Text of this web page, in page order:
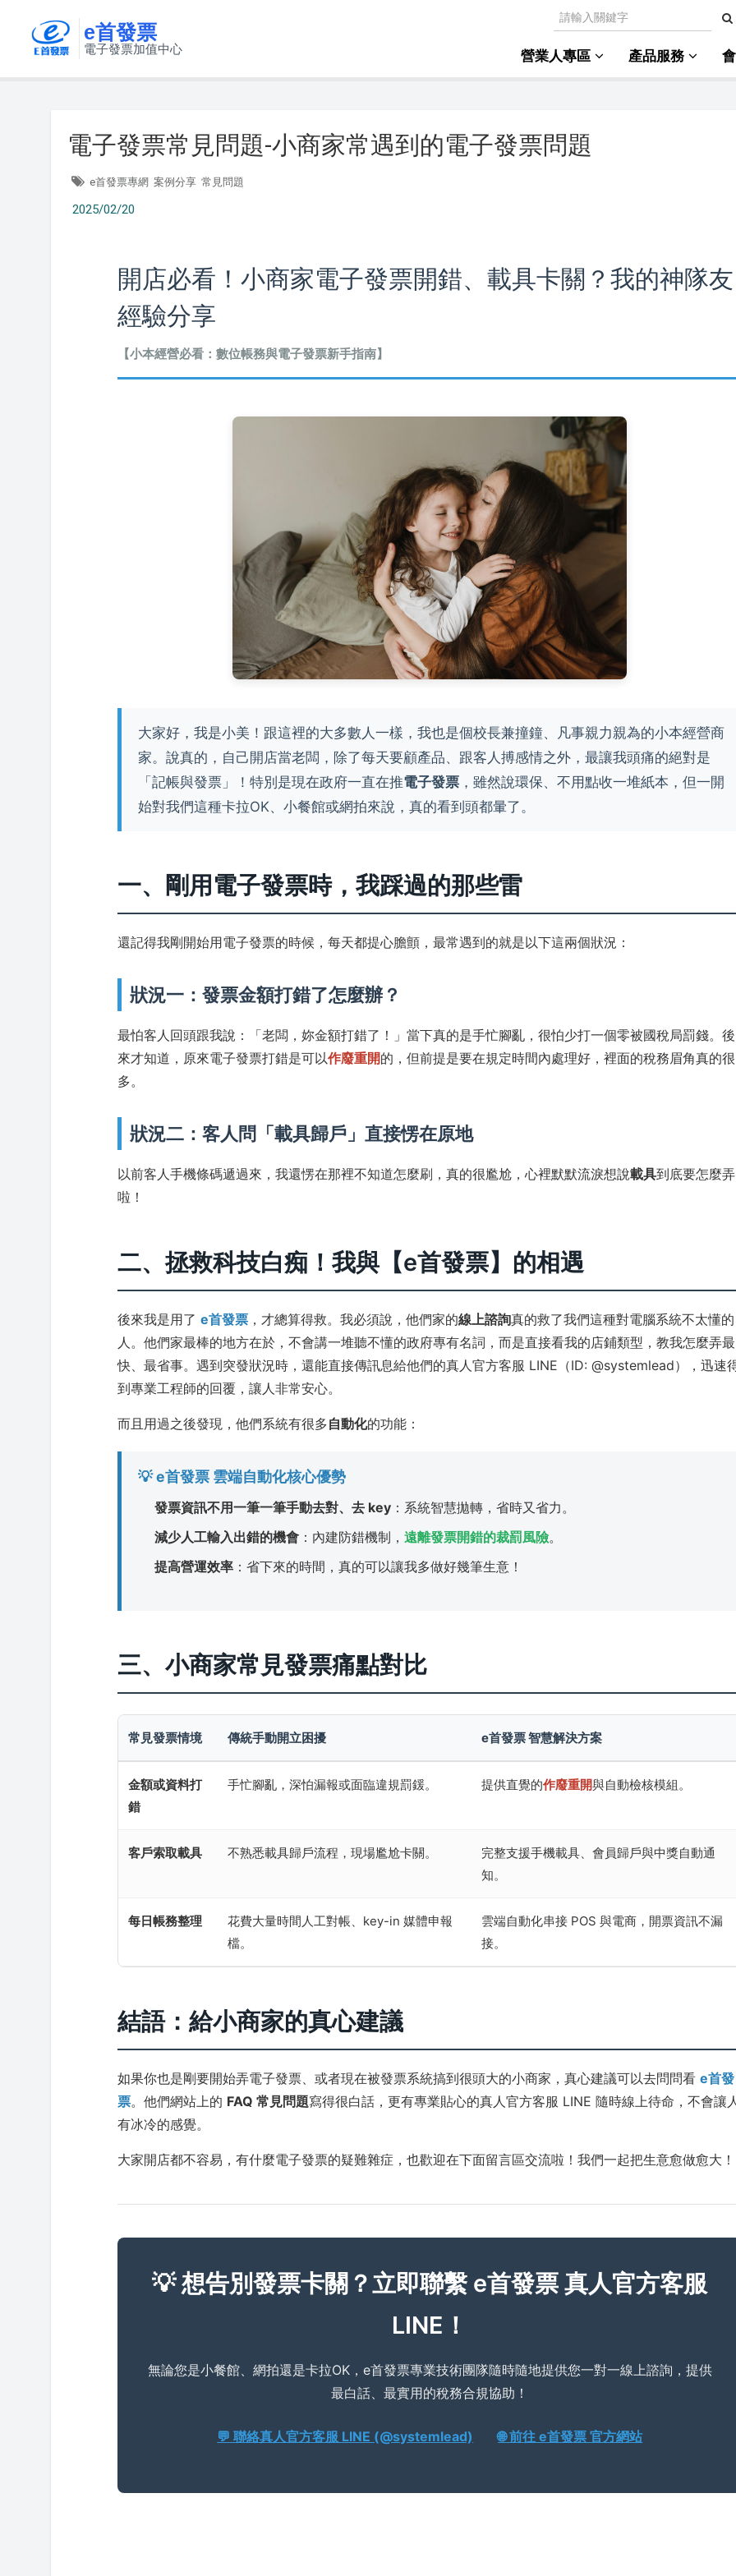
e首發票
電子發票加值中心 營業人專區 產品服務
電子發票常見問題-小商家常遇到的電子發票問題
e首發票專網 案例分享 常見問題
2025/02/20
開店必看！小商家電子發票開錯、載具卡關？我的神隊友
經驗分享
【小本經營必看：數位帳務與電子發票新手指南】
大家好，我是小美！跟這裡的大多數人一樣，我也是個校長兼撞鐘、凡事親力親為的小本經營商
家。說真的，自己開店當老闆，除了每天要顧產品、跟客人搏感情之外，最讓我頭痛的絕對是
「記帳與發票」！特別是現在政府一直在推電子發票 ，雖然說環保、不用點收一堆紙本，但一開
始對我們這種卡拉OK、小餐館或網拍來說，真的看到頭都暈了。
一、剛用電子發票時，我踩過的那些雷
還記得我剛開始用電子發票的時候，每天都提心膽顫，最常遇到的就是以下這兩個狀況：
狀況一：發票金額打錯了怎麼辦？
最怕客人回頭跟我說：「老闆，妳金額打錯了！」當下真的是手忙腳亂，很怕少打一個零被國稅局罰錢。後
來才知道，原來電子發票打錯是可以作廢重開的，但前提是要在規定時間內處理好，裡面的稅務眉角真的很
多。
狀況二：客人問「載具歸戶」直接愣在原地
以前客人手機條碼遞過來，我還愣在那裡不知道怎麼刷，真的很尷尬，心裡默默流淚想說載具到底要怎麼弄
啦！
二、拯救科技白痴！我與【e首發票】的相遇
後來我是用了e首發票 ，才總算得救。我必須說，他們家的線上諮詢真的救了我們這種對電腦系統不太懂的
人。他們家最棒的地方在於，不會講一堆聽不懂的政府專有名詞，而是直接看我的店鋪類型，教我怎麼弄最
快、最省事。遇到突發狀況時，還能直接傳訊息給他們的真人官方客服 LINE（ID: @systemlead），迅速
到專業工程師的回覆，讓人非常安心。
而且用過之後發現，他們系統有很多自動化的功能：
💡 e首發票 雲端自動化核心優勢
發票資訊不用一筆一筆手動去對、去 key ：系統智慧拋轉，省時又省力。
減少人工輸入出錯的機會 ：內建防錯機制，遠離發票開錯的裁罰風險。
提高營運效率 ：省下來的時間，真的可以讓我多做好幾筆生意！
三、小商家常見發票痛點對比
常見發票情境 傳統手動開立困擾 e首發票 智慧解決方案
金額或資料打
錯
手忙腳亂，深怕漏報或面臨違規罰鍰。 提供直覺的作廢重開與自動檢核模組。
客戶索取載具 不熟悉載具歸戶流程，現場尷尬卡關。
完整支援手機載具、會員歸戶與中獎自動通
知。
每日帳務整理
花費大量時間人工對帳、key-in 媒體申報
檔。
雲端自動化串接 POS 與電商，開票資訊不漏
接。
結語：給小商家的真心建議
如果你也是剛要開始弄電子發票、或者現在被發票系統搞到很頭大的小商家，真心建議可以去問問看e首發
票。他們網站上的 FAQ 常見問題寫得很白話，更有專業貼心的真人官方客服 LINE 隨時線上待命，不會讓
有冰冷的感覺。
大家開店都不容易，有什麼電子發票的疑難雜症，也歡迎在下面留言區交流啦！我們一起把生意愈做愈大！
💡 想告別發票卡關？立即聯繫 e首發票 真人官方客服
LINE！
無論您是小餐館、網拍還是卡拉OK，e首發票專業技術團隊隨時隨地提供您一對一線上諮詢，提供
最白話、最實用的稅務合規協助！
💬 聯絡真人官方客服 LINE (@systemlead) 🌐 前往 e首發票 官方網站